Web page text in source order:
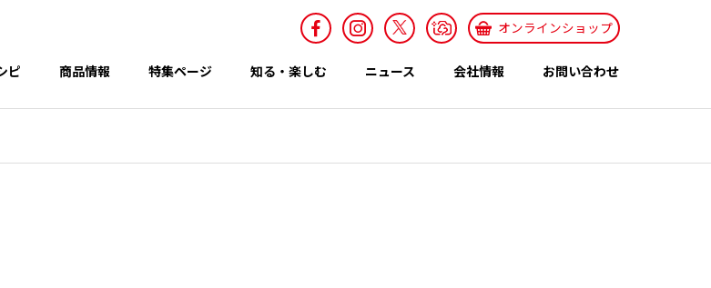
オンラインショップ
ピ 商品情報 特集ページ 知る・楽しむ ニュース 会社情報 お問い合わせ